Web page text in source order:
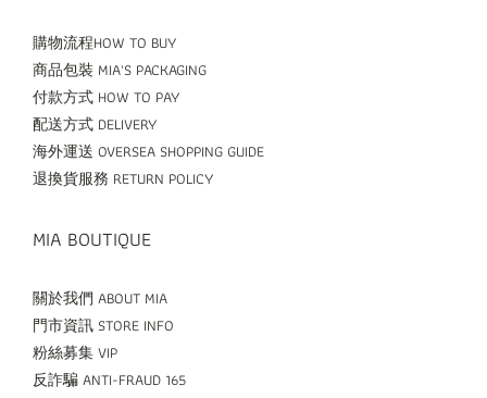
購物流程HOW TO BUY
商品包裝 MIA'S PACKAGING
付款方式 HOW TO PAY
配送方式 DELIVERY
海外運送 OVERSEA SHOPPING GUIDE
退換貨服務 RETURN POLICY
MIA BOUTIQUE
關於我們 ABOUT MIA
門市資訊 STORE INFO
粉絲募集 VIP
反詐騙 ANTI-FRAUD 165